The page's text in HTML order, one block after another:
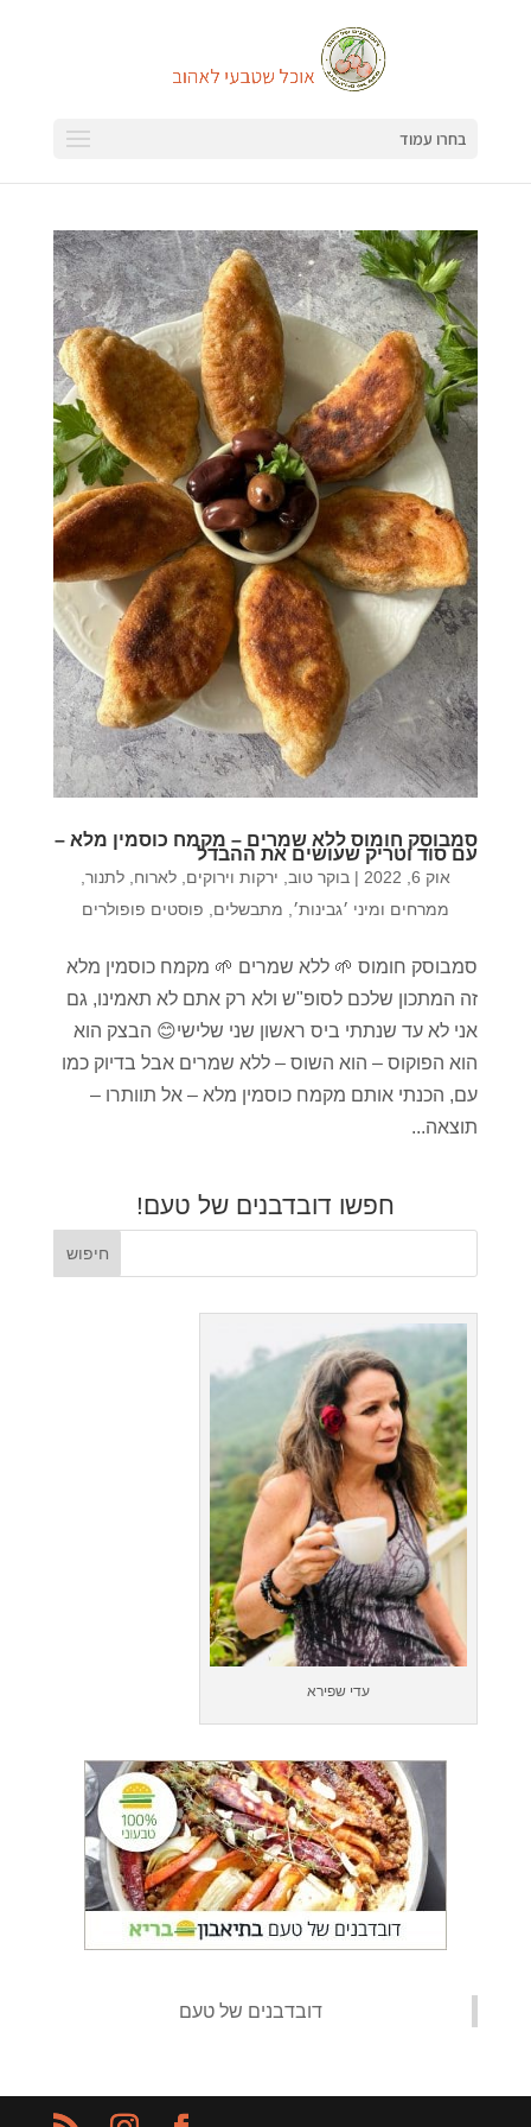
בחרו עמוד
סמבוסק חומוס ללא שמרים – מקמח כוסמין מלא –
עם סוד וטריק שעושים את ההבדל
אוק 6, 2022 | בוקר טוב ירקות וירוקים לארוח לתנור
ממרחים ומיני ׳גבינות׳
מתבשלים פוסטים פופולרים
סמבוסק חומוס 🌱 ללא שמרים 🌱 מקמח כוסמין מלא
זה המתכון שלכם לסופ"ש ולא רק אתם לא תאמינו, גם
אני לא עד שנתתי ביס ראשון שני שלישי😊 הבצק הוא
הוא הפוקוס – הוא השוס – ללא שמרים אבל בדיוק כמו
עם, הכנתי אותם מקמח כוסמין מלא – אל תוותרו –
תוצאה...
חפשו דובדבנים של טעם!
עדי שפירא
‏דובדבנים של טעם‏